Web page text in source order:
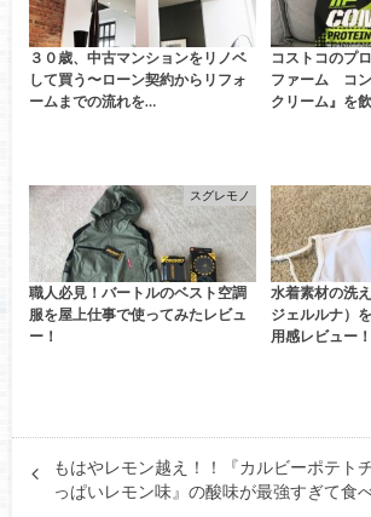
３０歳、中古マンションをリノベ
して買う〜ローン契約からリフォ
ームまでの流れを…
コストコのプ
ファーム コ
クリーム』を
スグレモノ
職人必見！バートルのベスト空調
服を屋上仕事で使ってみたレビュ
ー！
水着素材の洗
ジェルルナ）
用感レビュー！
もはやレモン越え！！『カルビーポテト
っぱいレモン味』の酸味が最強すぎて食